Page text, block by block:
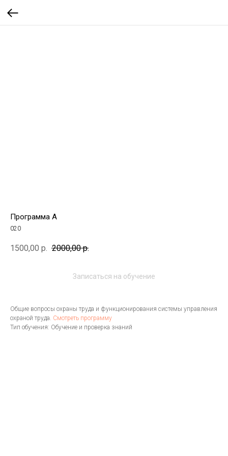
Программа А
020
1500,00 р. 2000,00 р.
Записаться на обучение
Общие вопросы охраны труда и функционирования системы управления
охраной труда. Смотреть программу
Тип обучения: Обучение и проверка знаний